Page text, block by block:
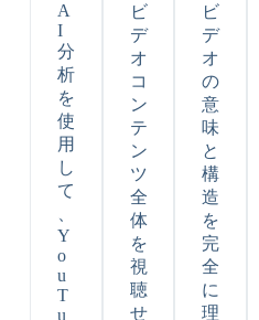
A
I
分
析
を
使
用
し
て
Y
o
u
T
u
ビ
デ
オ
コ
ン
テ
ン
ツ
全
体
を
視
聴
せ
ビ
デ
オ
の
意
味
と
構
造
を
完
全
に
理